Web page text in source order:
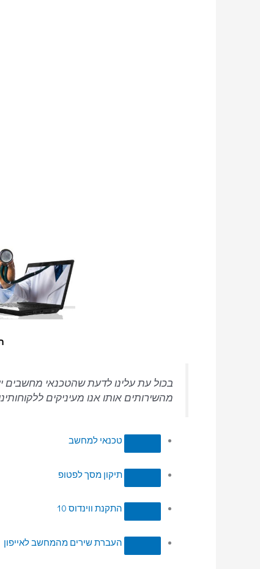
בכול עת עלינו לדעת שהטכנאי מחשבים
מהשירותים אותו אנו מעיניקים
טכנאי למחשב
תיקון מסך לפטופ
התקנת ווינדוס 10
העברת שירים מהמחשב לאייפון